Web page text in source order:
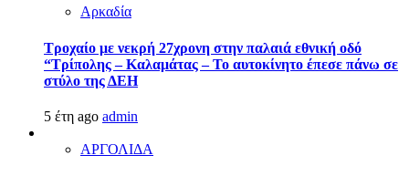
Αρκαδία
Τροχαίο με νεκρή 27χρονη στην παλαιά εθνική οδό
“Τρίπολης – Καλαμάτας – Το αυτοκίνητο έπεσε πάνω σε
στύλο της ΔΕΗ
5 έτη ago admin
ΑΡΓΟΛΙΔΑ